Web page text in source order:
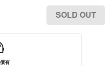
SOLD OUT
有